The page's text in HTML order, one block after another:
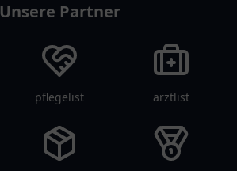
Unsere Partner
pflegelist arztlist